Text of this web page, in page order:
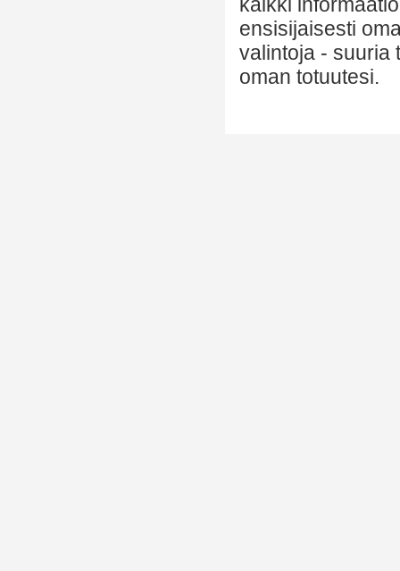
ensisijaisesti
valintoja - suuria
oman totuutesi.